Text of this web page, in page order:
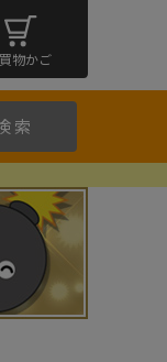
物かご
索